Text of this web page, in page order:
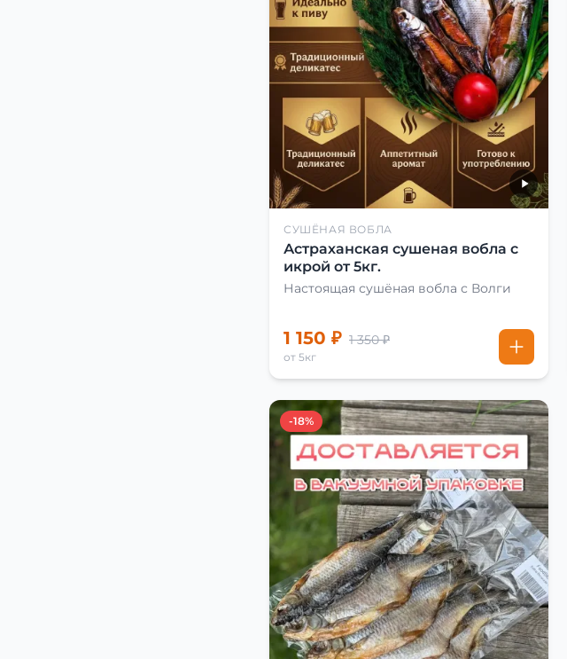
СУШЁНАЯ ВОБЛА
Астраханская сушеная вобла с
икрой от 5кг.
Настоящая сушёная вобла с Волги
1 150 ₽ 1 350 ₽
от 5кг
-18%